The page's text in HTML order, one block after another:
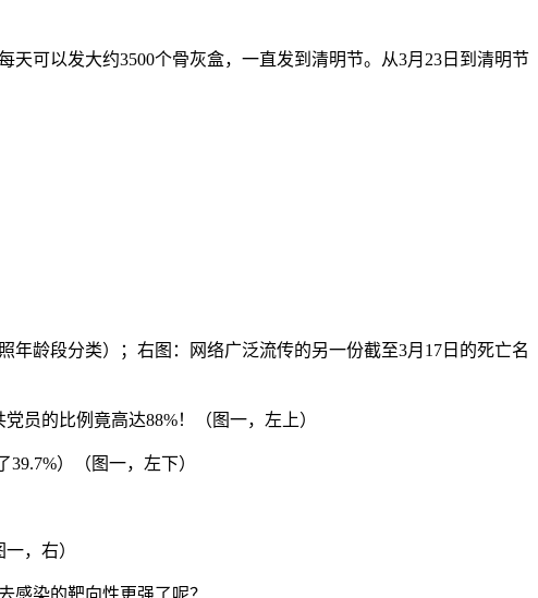
可以发大约3500个骨灰盒，一直发到清明节。从3月23日到清明节
龄段分类）；右图：网络广泛流传的另一份截至3月17日的死亡名
员的比例竟高达88%！（图一，左上）
）（图一，左下）
，右）
感染的靶向性更强了呢？